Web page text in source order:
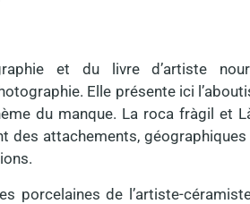
et du livre d’artiste
Elle présente ici
du manque. La roca fràgil et
des attachements,
porcelaines de l’artiste-